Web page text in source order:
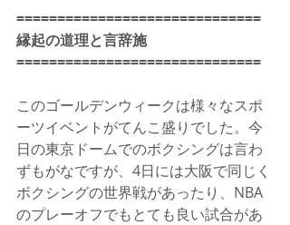
==============================
縁起の道理と言辞施
==============================
このゴールデンウィークは様々なスポ
ーツイベントがてんこ盛りでした。今
日の東京ドームでのボクシングは言わ
ずもがなですが、4日には大阪で同じく
ボクシングの世界戦があったり、NBA
のプレーオフでもとても良い試合があ